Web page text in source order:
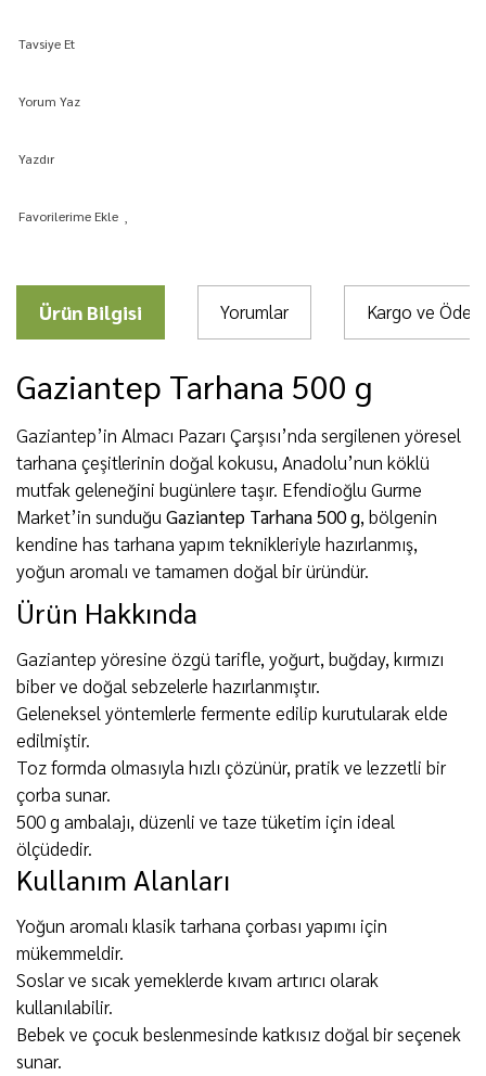
Tavsiye Et
Yorum Yaz
Yazdır
Ürün Bilgisi Yorumlar Kargo ve
Gaziantep Tarhana 500 g
Gaziantep’in Almacı Pazarı Çarşısı’nda sergilenen yöresel
tarhana çeşitlerinin doğal kokusu, Anadolu’nun köklü
mutfak geleneğini bugünlere taşır. Efendioğlu Gurme
Market’in sunduğu Gaziantep Tarhana 500 g, bölgenin
kendine has tarhana yapım teknikleriyle hazırlanmış,
yoğun aromalı ve tamamen doğal bir üründür.
Ürün Hakkında
Gaziantep yöresine özgü tarifle, yoğurt, buğday, kırmızı
biber ve doğal sebzelerle hazırlanmıştır.
Geleneksel yöntemlerle fermente edilip kurutularak elde
edilmiştir.
Toz formda olmasıyla hızlı çözünür, pratik ve lezzetli bir
çorba sunar.
500 g ambalajı, düzenli ve taze tüketim için ideal
ölçüdedir.
Kullanım Alanları
Yoğun aromalı klasik tarhana çorbası yapımı için
mükemmeldir.
Soslar ve sıcak yemeklerde kıvam artırıcı olarak
kullanılabilir.
Bebek ve çocuk beslenmesinde katkısız doğal bir seçenek
sunar.